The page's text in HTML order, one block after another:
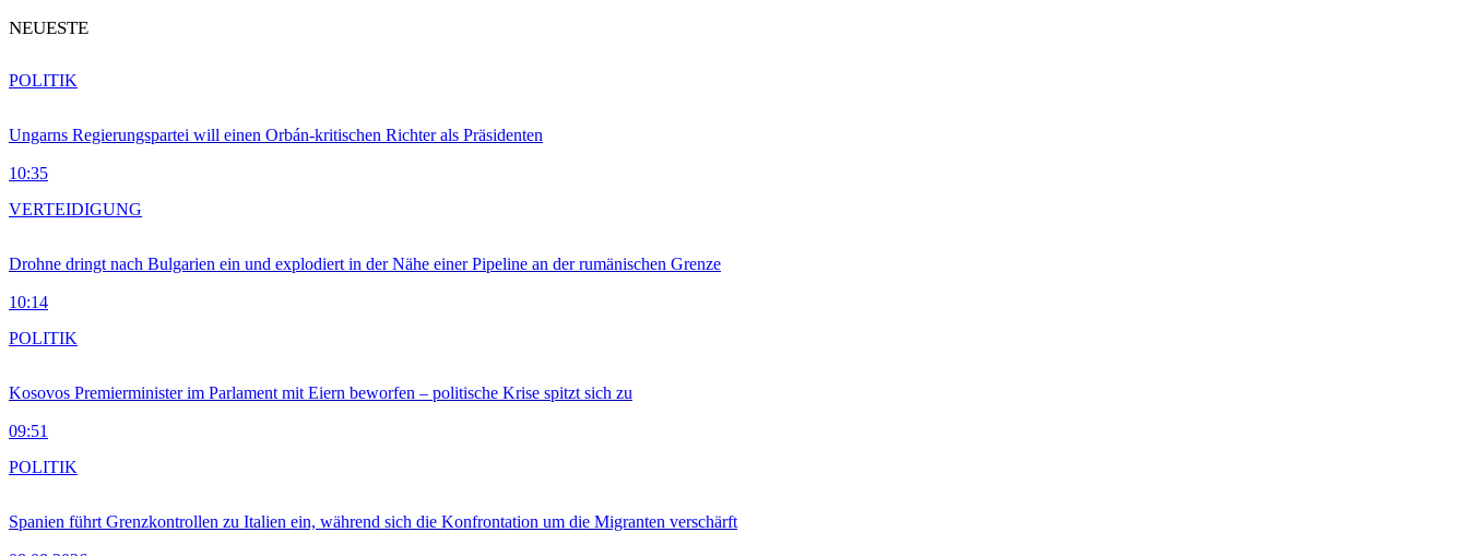
NEUESTE
Ungarns Regierungspartei will einen Orbán-kritischen Richter als Präsidenten
10:35
POLITIK
Drohne dringt nach Bulgarien ein und explodiert in der Nähe einer Pipeline an der rumänischen Grenze
10:14
VERTEIDIGUNG
Kosovos Premierminister im Parlament mit Eiern beworfen – politische Krise spitzt sich zu
09:51
POLITIK
Spanien führt Grenzkontrollen zu Italien ein, während sich die Konfrontation um die Migranten verschärft
POLITIK